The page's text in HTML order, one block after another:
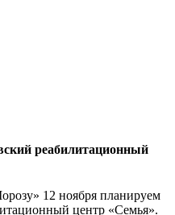
реабилитационный
12 ноября планируем
центр «Семья».